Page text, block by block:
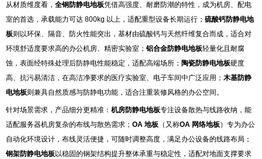
从材质维度看， 全钢防静电地板凭借高强度、耐磨防潮的特性，成为机房、配电
室的首选，承载能力可达 800kg 以上，适配重型设备长期运行； 硫酸钙防静电地
板则以环保、隔音、防火性能突出，基材由硫酸钙与天然纤维复合而成，适合对
环境舒适度要求高的办公机房、精密实验室； 铝合金防静电地板轻量化且耐腐
蚀，表面经特殊处理后防静电性能稳定，适配高端场所； 陶瓷防静电地板硬度
高、抗污易清洁，在高洁净要求的医疗实验室、电子车间中广泛应用； 木基防静
电地板则兼具自然质感与防静电功能，适合注重装修风格的办公空间。
针对场景需求，产品细分更精准： 机房防静电地板专注设备散热与线路收纳，能
适配服务器机房复杂的布线与散热需求； OA 地板 （又称OA 网络地板）专为办公
自动化环境设计，布线灵活便捷，可随时调整高度，满足办公设备的线路布局；
钢架防静电地板以稳固的钢架结构提升整体承重与稳定性，适配对地面支撑要求